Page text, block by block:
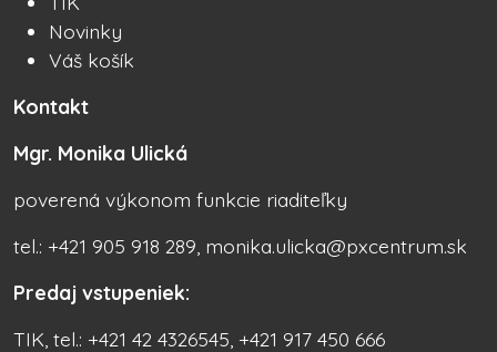
Novinky
Váš košík
Kontakt
Mgr. Monika Ulická
poverená výkonom funkcie riaditeľky
tel.: +421 905 918 289, monika.ulicka@pxcentrum.sk
Predaj vstupeniek:
TIK, tel.: +421 42 4326545, +421 917 450 666